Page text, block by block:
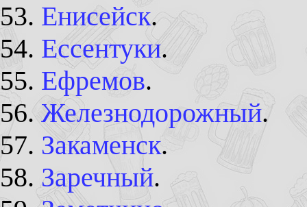
Енисейск.
Ессентуки.
Ефремов.
Железнодорожный.
Закаменск.
Заречный.